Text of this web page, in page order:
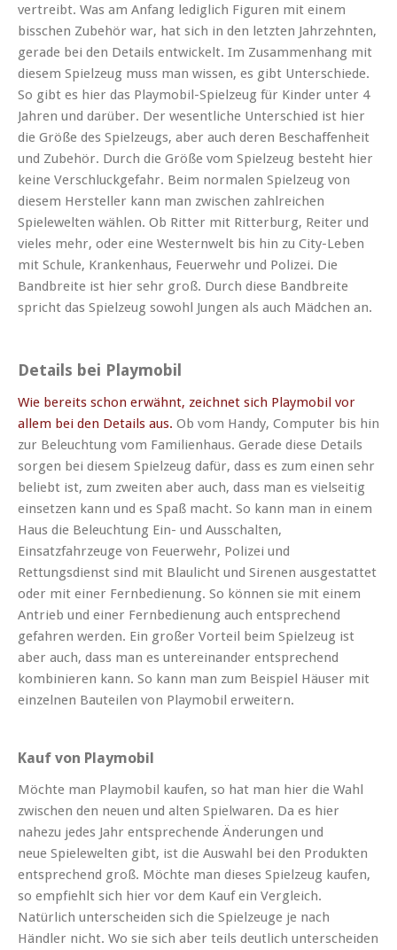
vertreibt. Was am Anfang lediglich Figuren mit einem
bisschen Zubehör war, hat sich in den letzten Jahrzehnten,
gerade bei den Details entwickelt. Im Zusammenhang mit
diesem Spielzeug muss man wissen, es gibt Unterschiede.
So gibt es hier das Playmobil-Spielzeug für Kinder unter 4
Jahren und darüber. Der wesentliche Unterschied ist hier
die Größe des Spielzeugs, aber auch deren Beschaffenheit
und Zubehör. Durch die Größe vom Spielzeug besteht hier
keine Verschluckgefahr. Beim normalen Spielzeug von
diesem Hersteller kann man zwischen zahlreichen
Spielewelten wählen. Ob Ritter mit Ritterburg, Reiter und
vieles mehr, oder eine Westernwelt bis hin zu City-Leben
mit Schule, Krankenhaus, Feuerwehr und Polizei. Die
Bandbreite ist hier sehr groß. Durch diese Bandbreite
spricht das Spielzeug sowohl Jungen als auch Mädchen an.
Details bei Playmobil
Wie bereits schon erwähnt, zeichnet sich Playmobil vor
allem bei den Details aus. Ob vom Handy, Computer bis hin
zur Beleuchtung vom Familienhaus. Gerade diese Details
sorgen bei diesem Spielzeug dafür, dass es zum einen sehr
beliebt ist, zum zweiten aber auch, dass man es vielseitig
einsetzen kann und es Spaß macht. So kann man in einem
Haus die Beleuchtung Ein- und Ausschalten,
Einsatzfahrzeuge von Feuerwehr, Polizei und
Rettungsdienst sind mit Blaulicht und Sirenen ausgestattet
oder mit einer Fernbedienung. So können sie mit einem
Antrieb und einer Fernbedienung auch entsprechend
gefahren werden. Ein großer Vorteil beim Spielzeug ist
aber auch, dass man es untereinander entsprechend
kombinieren kann. So kann man zum Beispiel Häuser mit
einzelnen Bauteilen von Playmobil erweitern.
Kauf von Playmobil
Möchte man Playmobil kaufen, so hat man hier die Wahl
zwischen den neuen und alten Spielwaren. Da es hier
nahezu jedes Jahr entsprechende Änderungen und
neue Spielewelten gibt, ist die Auswahl bei den Produkten
entsprechend groß. Möchte man dieses Spielzeug kaufen,
so empfiehlt sich hier vor dem Kauf ein Vergleich.
Natürlich unterscheiden sich die Spielzeuge je nach
Händler nicht. Wo sie sich aber teils deutlich unterscheiden